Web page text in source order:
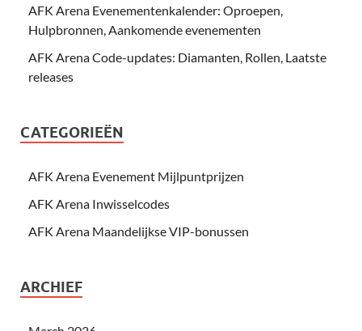
AFK Arena Evenementenkalender: Oproepen,
Hulpbronnen, Aankomende evenementen
AFK Arena Code-updates: Diamanten, Rollen, Laatste
releases
CATEGORIEËN
AFK Arena Evenement Mijlpuntprijzen
AFK Arena Inwisselcodes
AFK Arena Maandelijkse VIP-bonussen
ARCHIEF